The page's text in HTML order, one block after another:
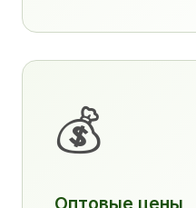
💰
Оптовые цены